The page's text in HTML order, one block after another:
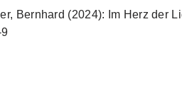
Bernhard (2024): Im Herz der